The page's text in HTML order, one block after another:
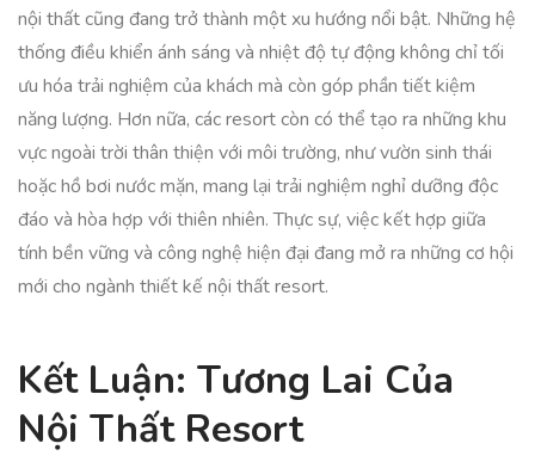
nội thất cũng đang trở thành một xu hướng nổi bật. Những hệ
thống điều khiển ánh sáng và nhiệt độ tự động không chỉ tối
ưu hóa trải nghiệm của khách mà còn góp phần tiết kiệm
năng lượng. Hơn nữa, các resort còn có thể tạo ra những khu
vực ngoài trời thân thiện với môi trường, như vườn sinh thái
hoặc hồ bơi nước mặn, mang lại trải nghiệm nghỉ dưỡng độc
đáo và hòa hợp với thiên nhiên. Thực sự, việc kết hợp giữa
tính bền vững và công nghệ hiện đại đang mở ra những cơ hội
mới cho ngành thiết kế nội thất resort.
Kết Luận: Tương Lai Của
Nội Thất Resort